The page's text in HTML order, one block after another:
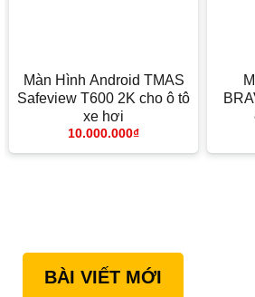
Màn Hình Android TMAS
Safeview T600 2K cho ô tô
xe hơi
10.000.000₫
BÀI VIẾT MỚI